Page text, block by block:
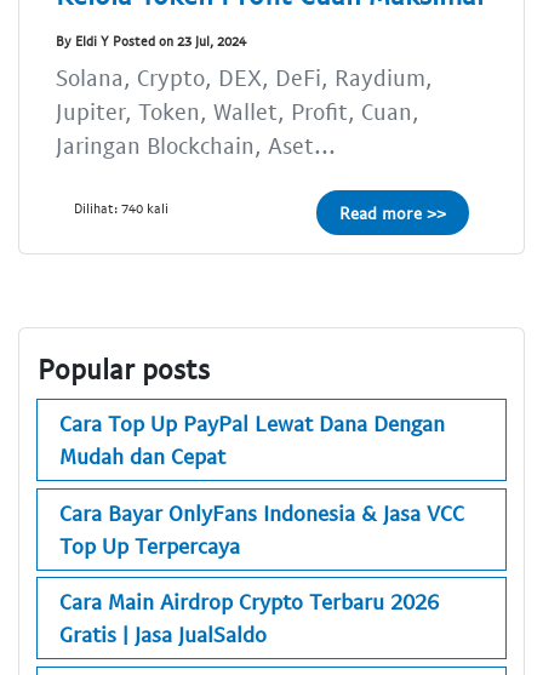
By Eldi Y Posted on 23 Jul, 2024
Solana, Crypto, DEX, DeFi, Raydium,
Jupiter, Token, Wallet, Profit, Cuan,
Jaringan Blockchain, Aset...
Dilihat: 740 kali Read more >>
Popular posts
Cara Top Up PayPal Lewat Dana Dengan
Mudah dan Cepat
Cara Bayar OnlyFans Indonesia & Jasa VCC
Top Up Terpercaya
Cara Main Airdrop Crypto Terbaru 2026
Gratis | Jasa JualSaldo